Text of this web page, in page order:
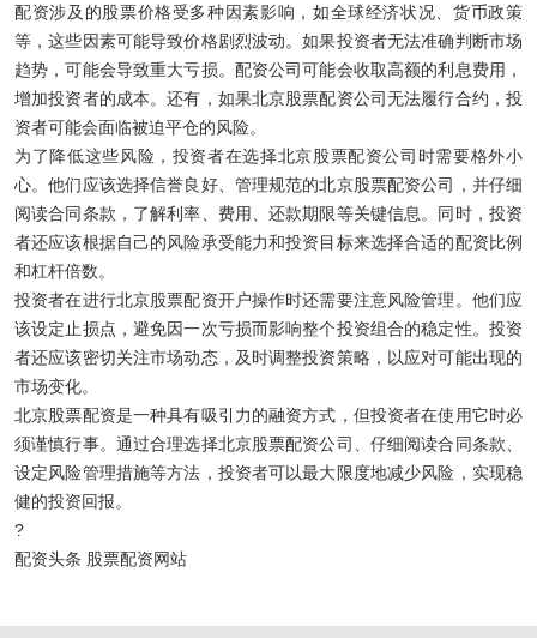
配资涉及的股票价格受多种因素影响，如全球经济状况、货币政策
等，这些因素可能导致价格剧烈波动。如果投资者无法准确判断市场
趋势，可能会导致重大亏损。配资公司可能会收取高额的利息费用，
增加投资者的成本。还有，如果北京股票配资公司无法履行合约，投
资者可能会面临被迫平仓的风险。
为了降低这些风险，投资者在选择北京股票配资公司时需要格外小
心。他们应该选择信誉良好、管理规范的北京股票配资公司，并仔细
阅读合同条款，了解利率、费用、还款期限等关键信息。同时，投资
者还应该根据自己的风险承受能力和投资目标来选择合适的配资比例
和杠杆倍数。
投资者在进行北京股票配资开户操作时还需要注意风险管理。他们应
该设定止损点，避免因一次亏损而影响整个投资组合的稳定性。投资
者还应该密切关注市场动态，及时调整投资策略，以应对可能出现的
市场变化。
北京股票配资是一种具有吸引力的融资方式，但投资者在使用它时必
须谨慎行事。通过合理选择北京股票配资公司、仔细阅读合同条款、
设定风险管理措施等方法，投资者可以最大限度地减少风险，实现稳
健的投资回报。
?
配资头条 股票配资网站